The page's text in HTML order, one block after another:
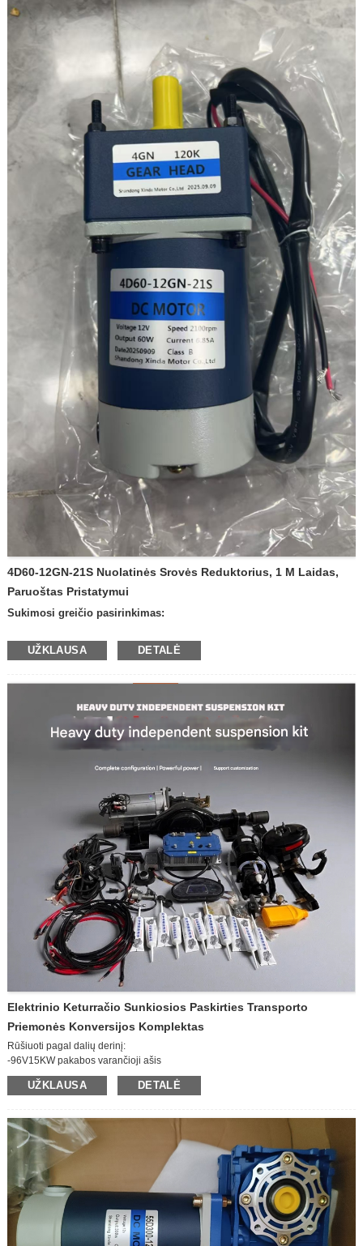
4D60-12GN-21S Nuolatinės Srovės Reduktorius, 1 M Laidas,
Paruoštas Pristatymui
Sukimosi greičio pasirinkimas:
— 600 aps./min.
— 400 aps./min. per minutę
– 200 apsisukimų per minutę
— 50 apsisukimų per minutę
— 30 ​​apsisukimų per minutę
Produktas su stabdžiu arba be jo:
– su stabdžiu
— Be stabdžių
UŽKLAUSA DETALĖ
Elektrinio Keturračio Sunkiosios Paskirties Transporto
Priemonės Konversijos Komplektas
Rūšiuoti pagal dalių derinį:
-96V15KW pakabos varančioji ašis
-96V15KW valdiklis
- Vakuuminiai stabdžiai
- Kintamosios srovės linijos greitis (įskaitant saugiklių dėžutę)
UŽKLAUSA DETALĖ